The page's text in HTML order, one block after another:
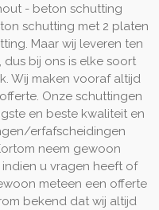
- beton schutting
schutting met 2 platen
Maar wij leveren ten
bij ons is elke soort
Wij maken vooraf altijd
Onze schuttingen
en beste kwaliteit en
erfafscheidingen
neem gewoon
u vragen heeft of
meteen een offerte
bekend dat wij altijd